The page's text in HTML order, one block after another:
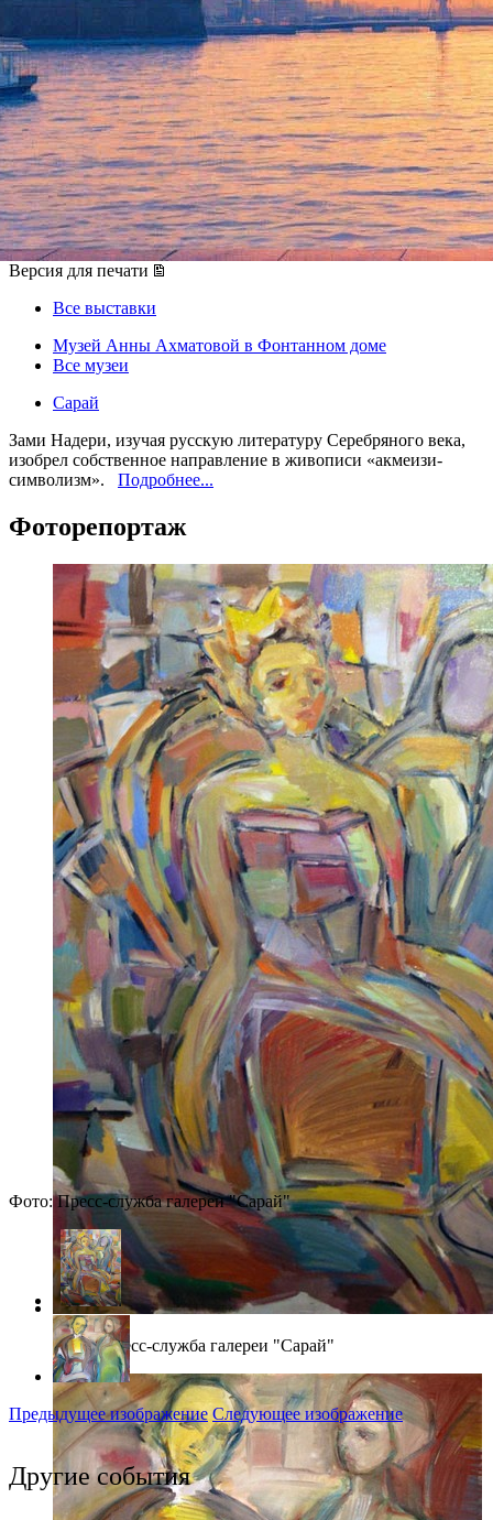
«Акмеизм-символизм».
Живопись Зами (Алиреза)
Надери
12 февраля 2013, вторник
Версия для печати
Все выставки
Музей Анны Ахматовой в Фонтанном доме
Все музеи
Сарай
Зами Надери, изучая русскую литературу Серебряного века,
изобрел собственное направление в живописи «акмеизи-
символизм». Подробнее...
Фоторепортаж
Фото: Пресс-служба галереи "Сарай"
Фото: Пресс-служба галереи "Сарай"
Предыдущее изображение Следующее изображение
Другие события